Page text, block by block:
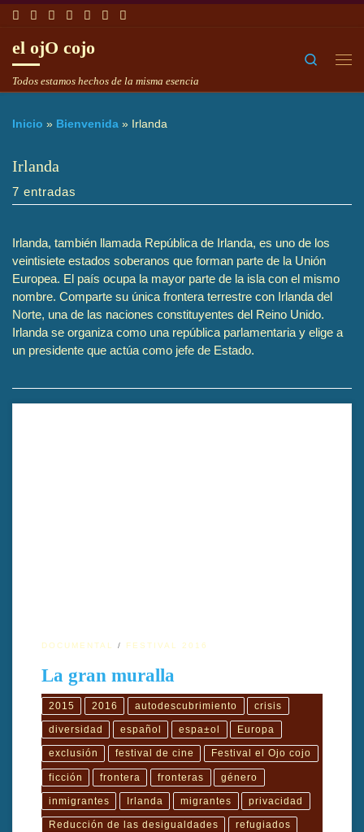
Saltar al contenido
el ojO cojo
Todos estamos hechos de la misma esencia
Search
Inicio » Bienvenida » Irlanda
Irlanda
7 entradas
Irlanda, también llamada República de Irlanda, es uno de los
veintisiete estados soberanos que forman parte de la Unión
Europea. El país ocupa la mayor parte de la isla con el mismo
nombre. Comparte su única frontera terrestre con Irlanda del
Norte, una de las naciones constituyentes del Reino Unido.
Irlanda se organiza como una república parlamentaria y elige a
un presidente que actúa como jefe de Estado.
DOCUMENTAL FESTIVAL 2016
La gran muralla
2015 2016 autodescubrimiento crisis
diversidad español espa±ol Europa
exclusión festival de cine Festival el Ojo cojo
ficción frontera fronteras género
inmigrantes Irlanda migrantes privacidad
Reducción de las desigualdades refugiados